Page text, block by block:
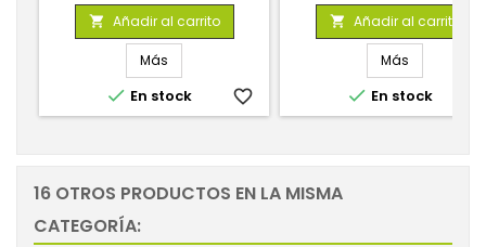
base
 Añadir al carrito
Más
 En stock favorite_border
base
 Añadir al carrito
Más
 En stock
16 OTROS PRODUCTOS EN LA MISMA
CATEGORÍA: